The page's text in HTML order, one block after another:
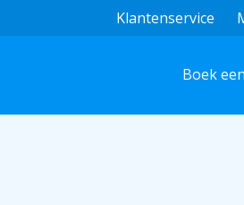
Klantenservice
Boek